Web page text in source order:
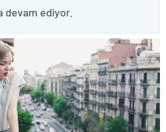
devam ediyor.